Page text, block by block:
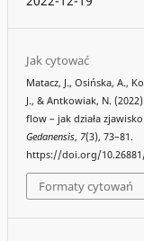
Jak cytować
Matacz, J., Osińska, A.,
J., & Antkowiak, N.
flow – jak działa
Gedanensis, 7(3), 73–81.
https://doi.org/
Formaty cytowań